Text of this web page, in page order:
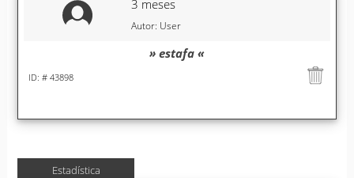
Autor: User
3 meses
ID: # 43898
» estafa «
Estadística